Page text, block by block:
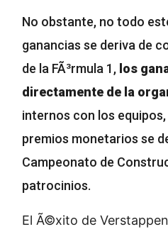
No obstante, no todo
ganancias se deriva de
de la FÃ³rmula 1, los
directamente de la
internos con los
premios monetarios se
Campeonato de
patrocinios.
El Ã©xito de